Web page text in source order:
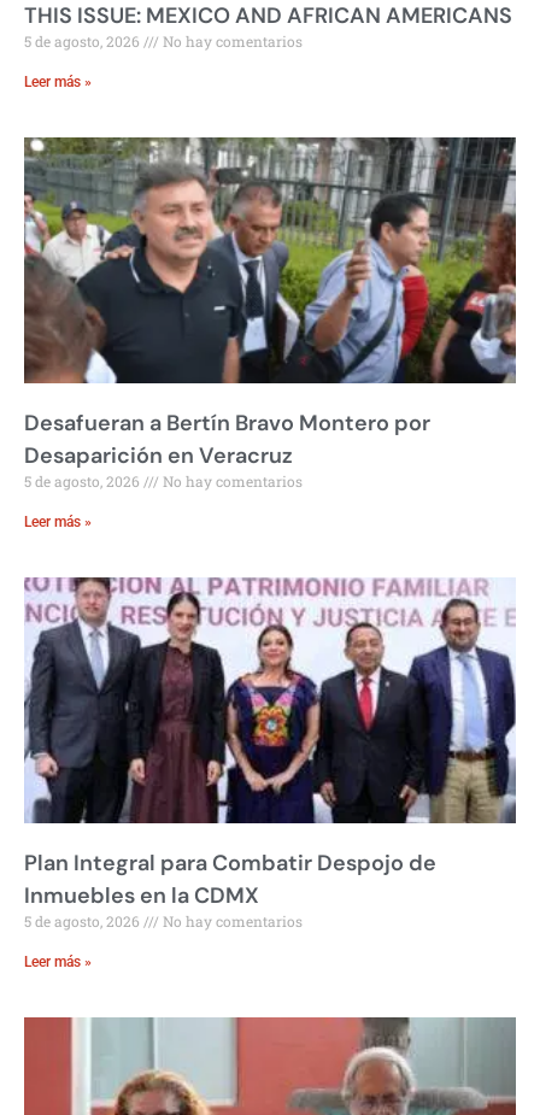
THIS ISSUE: MEXICO AND AFRICAN AMERICANS
5 de agosto, 2026 No hay comentarios
Leer más »
Desafueran a Bertín Bravo Montero por
Desaparición en Veracruz
5 de agosto, 2026 No hay comentarios
Leer más »
Plan Integral para Combatir Despojo de
Inmuebles en la CDMX
5 de agosto, 2026 No hay comentarios
Leer más »